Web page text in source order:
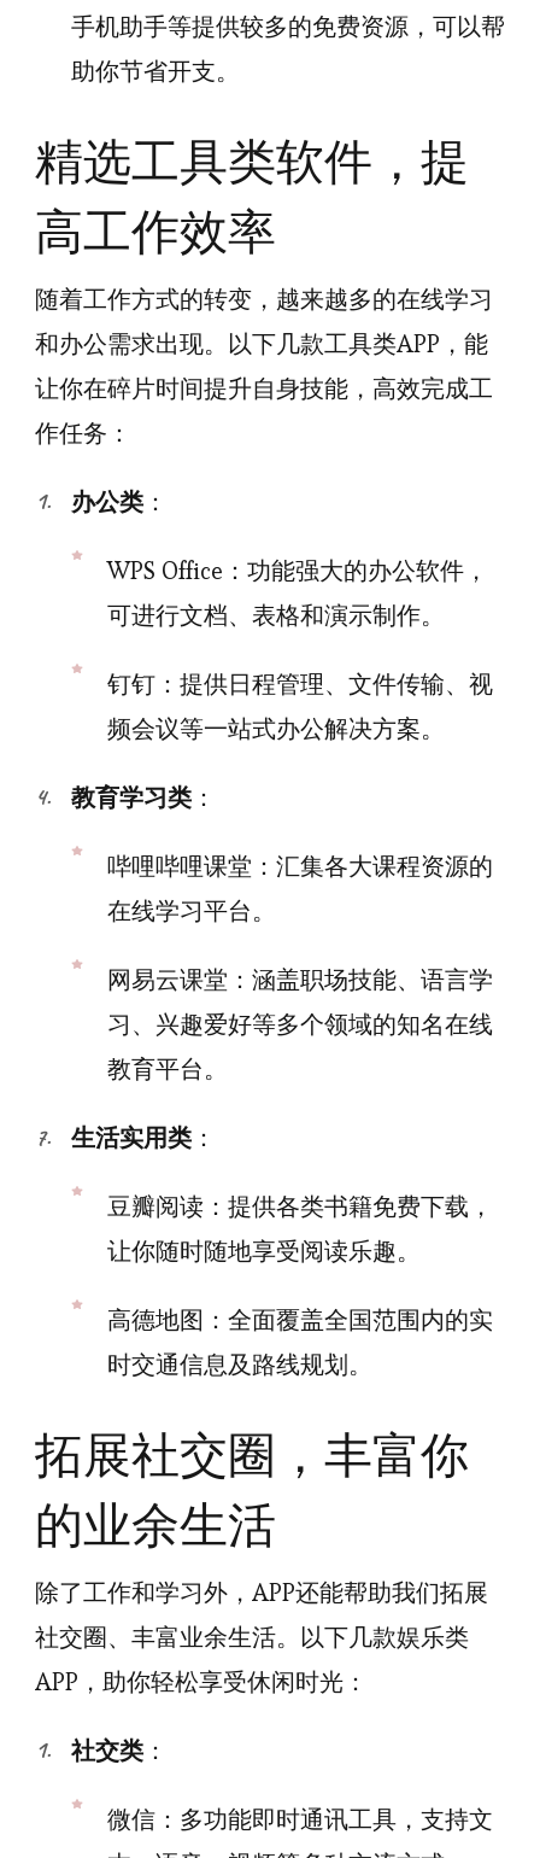
手机助手等提供较多的免费资源，可以帮
助你节省开支。
精选工具类软件，提
高工作效率
随着工作方式的转变，越来越多的在线学习
和办公需求出现。以下几款工具类APP，能
让你在碎片时间提升自身技能，高效完成工
作任务：
办公类 ：
WPS Office：功能强大的办公软件，
可进行文档、表格和演示制作。
钉钉：提供日程管理、文件传输、视
频会议等一站式办公解决方案。
教育学习类 ：
哔哩哔哩课堂：汇集各大课程资源的
在线学习平台。
网易云课堂：涵盖职场技能、语言学
习、兴趣爱好等多个领域的知名在线
教育平台。
生活实用类 ：
豆瓣阅读：提供各类书籍免费下载，
让你随时随地享受阅读乐趣。
高德地图：全面覆盖全国范围内的实
时交通信息及路线规划。
拓展社交圈，丰富你
的业余生活
除了工作和学习外，APP还能帮助我们拓展
社交圈、丰富业余生活。以下几款娱乐类
APP，助你轻松享受休闲时光：
社交类 ：
微信：多功能即时通讯工具，支持文